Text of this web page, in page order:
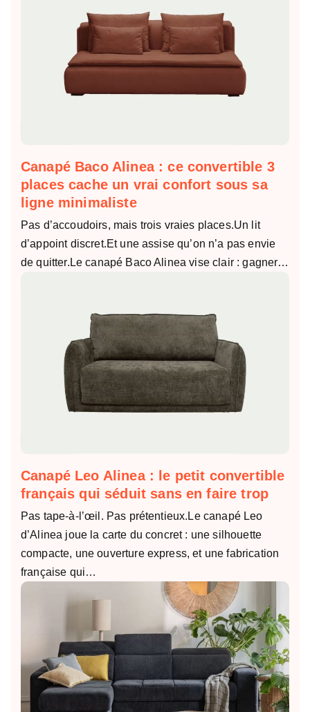
Canapé Baco Alinea : ce convertible 3
places cache un vrai confort sous sa
ligne minimaliste
Pas d’accoudoirs, mais trois vraies places.Un lit
d’appoint discret.Et une assise qu’on n’a pas envie
de quitter.Le canapé Baco Alinea vise clair : gagner…
Canapé Leo Alinea : le petit convertible
français qui séduit sans en faire trop
Pas tape-à-l’œil. Pas prétentieux.Le canapé Leo
d’Alinea joue la carte du concret : une silhouette
compacte, une ouverture express, et une fabrication
française qui…